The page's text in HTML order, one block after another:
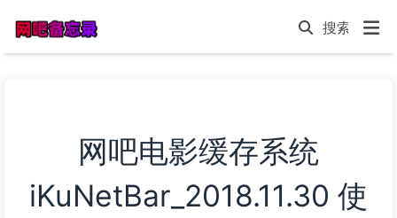
网吧电影缓存系统
iKuNetBar_2018.11.30 使